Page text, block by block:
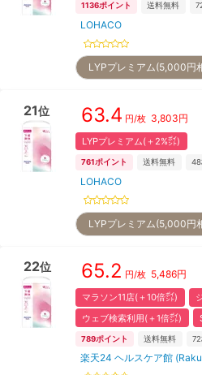
1136ポイント 送料無料
LOHACO
LYPプレミアム(5,000
21位 63.4 円/枚 3,803円
LYPプレミアム(＋2%㌽)
761ポイント 送料無料 48
LOHACO
LYPプレミアム(5,000
22位 65.2 円/枚 5,486円
マラソン11店(＋10倍㌽)
ウェブ検索利用(＋1倍㌽)
789ポイント 送料無料 72
楽天24 ヘルスケア館